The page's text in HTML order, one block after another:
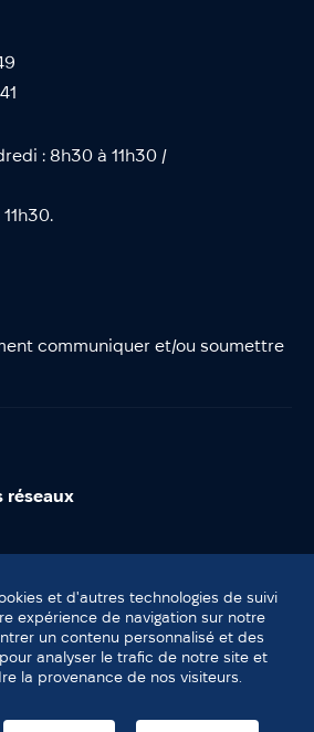
: 8h30 à 11h30 /
communiquer et/ou soumettre
réseaux
© Lentilly
Plan du site
et d'autres technologies de suivi
expérience de navigation sur notre
un contenu personnalisé et des
analyser le trafic de notre site et
la provenance de nos visiteurs.